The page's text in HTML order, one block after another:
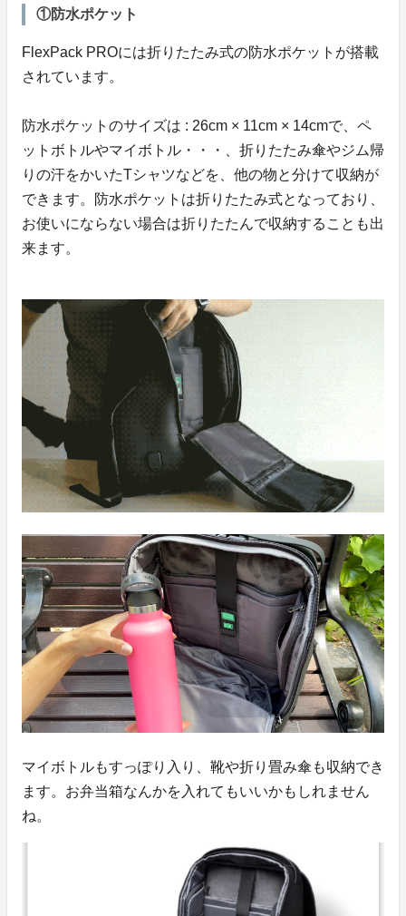
①防水ポケット
FlexPack PROには折りたたみ式の防水ポケットが搭載
されています。
防水ポケットのサイズは : 26cm × 11cm × 14cmで、ペ
ットボトルやマイボトル・・・、折りたたみ傘やジム帰
りの汗をかいたTシャツなどを、他の物と分けて収納が
できます。防水ポケットは折りたたみ式となっており、
お使いにならない場合は折りたたんで収納することも出
来ます。
マイボトルもすっぽり入り、靴や折り畳み傘も収納でき
ます。お弁当箱なんかを入れてもいいかもしれません
ね。